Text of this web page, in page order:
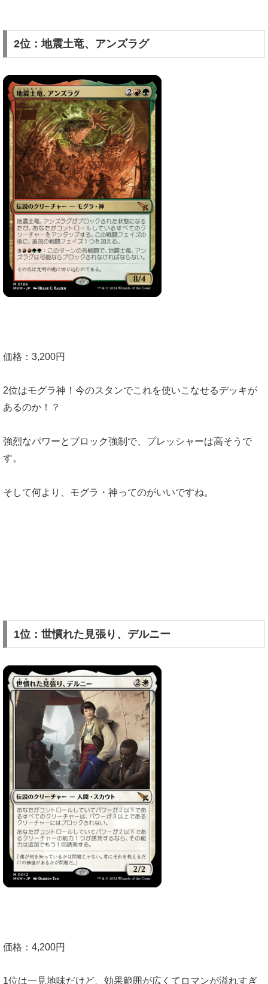
2位：地震土竜、アンズラグ
価格：3,200円
2位はモグラ神！今のスタンでこれを使いこなせるデッキが
あるのか！？
強烈なパワーとブロック強制で、プレッシャーは高そうで
す。
そして何より、モグラ・神ってのがいいですね。
1位：世慣れた見張り、デルニー
価格：4,200円
1位は一見地味だけど、効果範囲が広くてロマンが溢れすぎ